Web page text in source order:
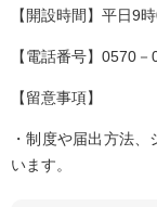
【開設時間】平日9
【電話番号】0570
【留意事項】
・制度や届出方法
います。